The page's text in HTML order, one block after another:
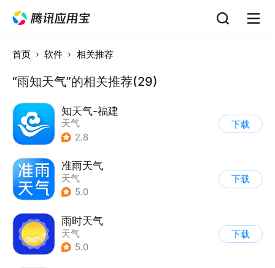
首页 软件 相关推荐
“雨知天气”的相关推荐(29)
知天气-福建
天气
2.8
下载
准雨天气
天气
5.0
下载
雨时天气
天气
5.0
下载